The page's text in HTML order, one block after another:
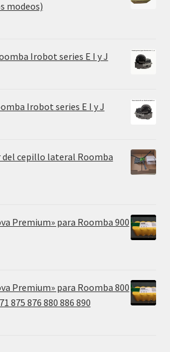
modeos)
Irobot series E I y J
Irobot series E I y J
cepillo lateral Roomba
Premium» para Roomba 900
Premium» para Roomba 800
875 876 880 886 890